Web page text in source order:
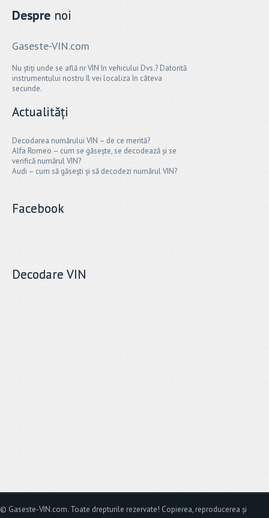
Despre noi
Gaseste-VIN.com
Nu știți unde se află nr VIN în vehicului Dvs.? Datorită
instrumentului nostru îl vei localiza în câteva
secunde.
Actualități
Decodarea numărului VIN – de ce merită?
Alfa Romeo – cum se găsește, se decodează și se
verifică numărul VIN?
Audi – cum să găsești și să decodezi numărul VIN?
Facebook
Decodare VIN
© Gaseste-VIN.com. Toate drepturile rezervate! Copierea, reproducerea și